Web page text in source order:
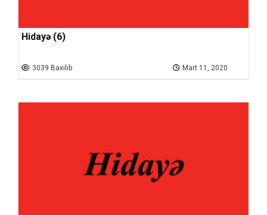
Hidayə (6)
3039 Baxılıb Mart 11, 2020